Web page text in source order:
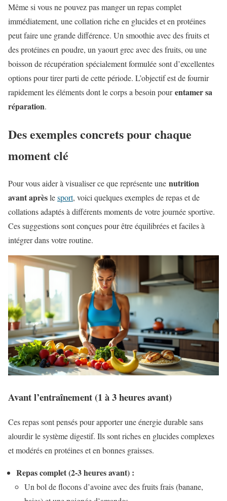
Même si vous ne pouvez pas manger un repas complet
immédiatement, une collation riche en glucides et en protéines
peut faire une grande différence. Un smoothie avec des fruits et
des protéines en poudre, un yaourt grec avec des fruits, ou une
boisson de récupération spécialement formulée sont d’excellentes
options pour tirer parti de cette période. L’objectif est de fournir
rapidement les éléments dont le corps a besoin pourentamer sa
réparation.
Des exemples concrets pour chaque
moment clé
Pour vous aider à visualiser ce que représente une nutrition
avant aprèslesport, voici quelques exemples de repas et de
collations adaptés à différents moments de votre journée sportive.
Ces suggestions sont conçues pour être équilibrées et faciles à
intégrer dans votre routine.
Avant l’entraînement (1 à 3 heures avant)
Ces repas sont pensés pour apporter une énergie durable sans
alourdir le système digestif. Ils sont riches en glucides complexes
et modérés en protéines et en bonnes graisses.
Repas complet (2-3 heures avant) :
Un bol de flocons d’avoine avec des fruits frais (banane,